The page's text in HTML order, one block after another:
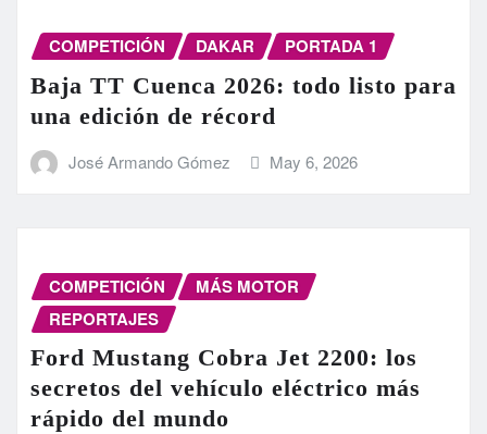
COMPETICIÓN DAKAR PORTADA 1
Baja TT Cuenca 2026: todo listo para
una edición de récord
José Armando Gómez May 6, 2026
COMPETICIÓN
MÁS MOTOR
REPORTAJES
Ford Mustang Cobra Jet 2200: los
secretos del vehículo eléctrico más
rápido del mundo